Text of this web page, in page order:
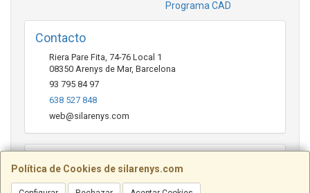
Política de Cookies de silarenys.com
Programa CAD
Contacto
Riera Pare Fita, 74-76 Local 1
08350 Arenys de Mar, Barcelona
93 795 84 97
638 527 848
web@silarenys.com
Horario
De lunes a viernes: Mañanas: de 10.00 a 13.30 horas Tardes